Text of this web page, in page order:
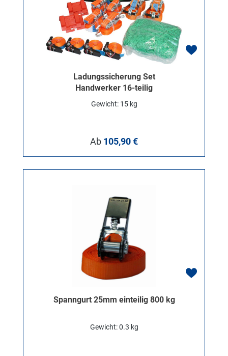
Ladungssicherung Set
Handwerker 16-teilig
Gewicht: 15 kg
Regulärer Preis:
Ab 105,90 €
Spanngurt 25mm einteilig 800 kg
Gewicht: 0.3 kg